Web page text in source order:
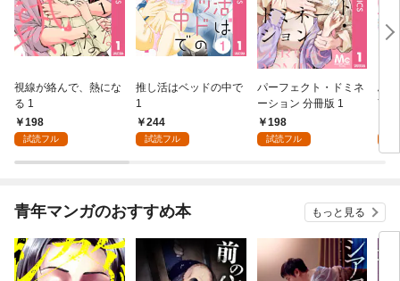
視線が絡んで、熱にな
る 1
198
試読フル
推し活はベッドの中で
1
244
試読フル
パーフェクト・ドミネ
ーション 分冊版 1
198
試読フル
ふ
言
青年マンガのおすすめ本 もっと見る